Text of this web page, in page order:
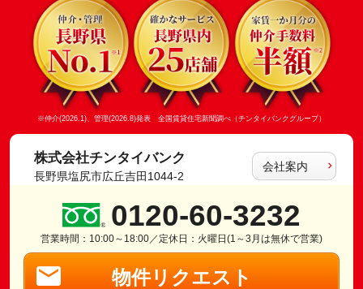
※仲介(2026.1)、管理(2026.8)発表 全国賃貸住宅新聞調べ（チンタイバンクグループ）
株式会社チンタイバンク
長野県塩尻市広丘吉田1044-2
会社案内
0120-60-3232
営業時間：10:00～18:00／定休日：火曜日(1～3月は無休で営業)
物件リクエスト